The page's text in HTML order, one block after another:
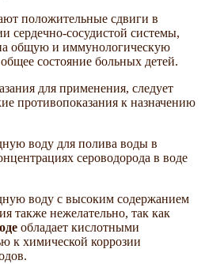
положительные сдвиги в
сердечно-сосудистой системы,
общую и иммунологическую
состояние больных детей.
для применения, следует
противопоказания к назначению
воду для полива воды в
сероводорода в воде
воду с высоким содержанием
также нежелательно, так как
обладает кислотными
к химической коррозии